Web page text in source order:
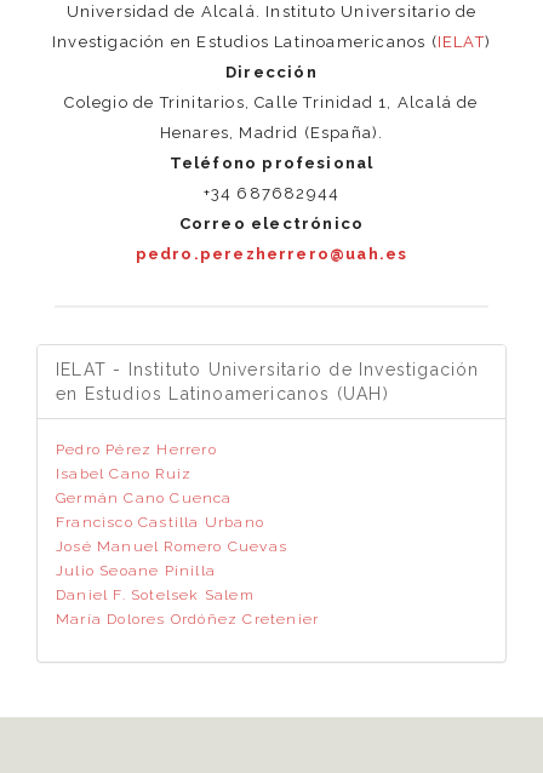
Universidad de Alcalá. Instituto Universitario de
Investigación en Estudios Latinoamericanos (IELAT)
Dirección
Colegio de Trinitarios, Calle Trinidad 1, Alcalá de
Henares, Madrid (España).
Teléfono profesional
+34 687682944
Correo electrónico
pedro.perezherrero@uah.es
IELAT - Instituto Universitario de Investigación
en Estudios Latinoamericanos (UAH)
Pedro Pérez Herrero
Isabel Cano Ruiz
Germán Cano Cuenca
Francisco Castilla Urbano
José Manuel Romero Cuevas
Julio Seoane Pinilla
Daniel F. Sotelsek Salem
María Dolores Ordóñez Cretenier